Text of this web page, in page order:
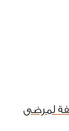
لمرضى